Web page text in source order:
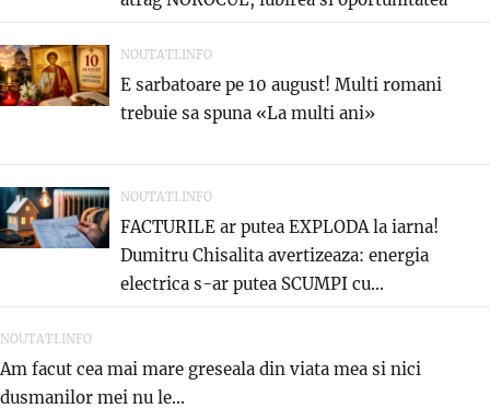
care...
NOUTATI.INFO
E sarbatoare pe 10 august! Multi romani
trebuie sa spuna «La multi ani»
NOUTATI.INFO
FACTURILE ar putea EXPLODA la iarna!
Dumitru Chisalita avertizeaza: energia
electrica s-ar putea SCUMPI cu...
NOUTATI.INFO
Am facut cea mai mare greseala din viata mea si nici
dusmanilor mei nu le...